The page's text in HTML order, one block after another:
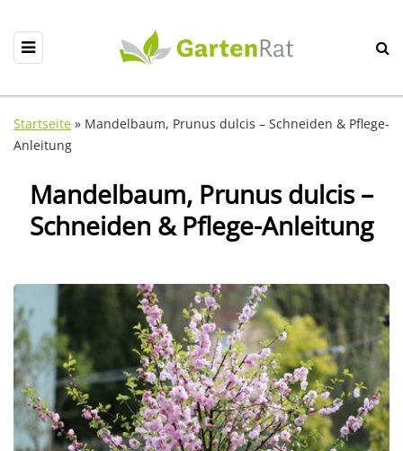
Startseite » Mandelbaum, Prunus dulcis – Schneiden & Pflege-
Anleitung
Mandelbaum, Prunus dulcis –
Schneiden & Pflege-Anleitung